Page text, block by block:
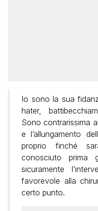
Io sono la sua
hater,
Sono contrarissima
e l’allungamento
proprio finché
conosciuto prima
sicuramente
favorevole alla
certo punto.